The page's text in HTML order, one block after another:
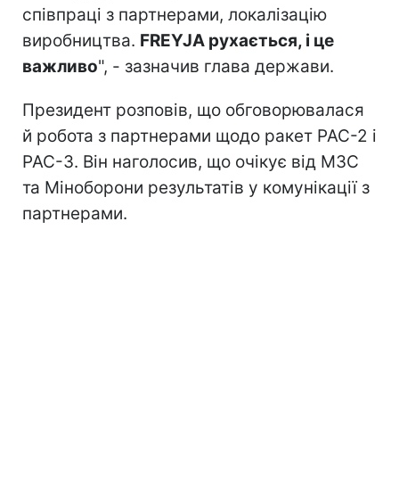
співпраці з партнерами, локалізацію
виробництва. FREYJA рухається, і це
важливо", - зазначив глава держави.
Президент розповів, що обговорювалася
й робота з партнерами щодо ракет PAC-2 і
PAC-3. Він наголосив, що очікує від МЗС
та Міноборони результатів у комунікації з
партнерами.